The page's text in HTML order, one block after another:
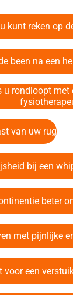
kunt reken op
been na een
u rondloopt
van uw rug
bij een
beter
met pijnlijke
voor een